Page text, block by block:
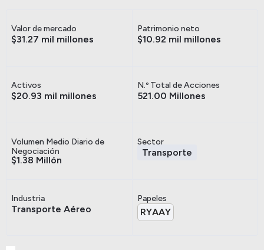
Valor de mercado
$31.27 mil millones
Patrimonio neto
$10.92 mil millones
Activos
$20.93 mil millones
N.º Total de Acciones
521.00 Millones
Volumen Medio Diario de
Negociación
$1.38 Millón
Sector
Transporte
Industria
Transporte Aéreo
Papeles
RYAAY